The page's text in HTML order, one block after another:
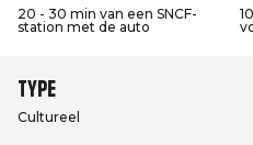
20 - 30 min van een SNCF-
station met de auto
Type
Cultureel